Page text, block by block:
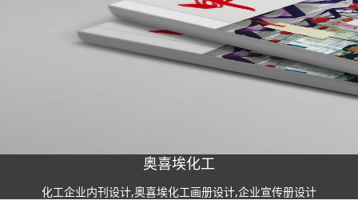
奥喜埃化工
化工企业内刊设计,奥喜埃化工画册设计,企业宣传册设计